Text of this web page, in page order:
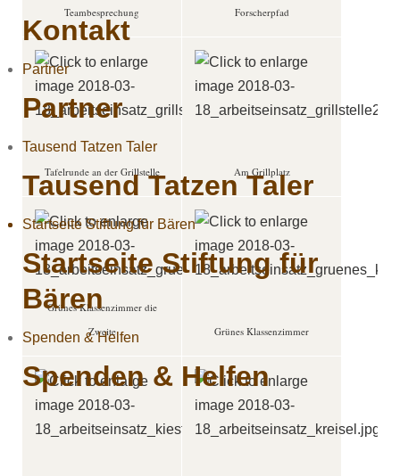
Kontakt
Partner
Partner
Tausend Tatzen Taler
Tausend Tatzen Taler
Startseite Stiftung für Bären
Startseite Stiftung für
Bären
Spenden & Helfen
Spenden & Helfen
Teambesprechung Forscherpfad
Tafelrunde an der Grillstelle Am Grillplatz
Grünes Klassenzimmer die
Zweite
Grünes Klassenzimmer